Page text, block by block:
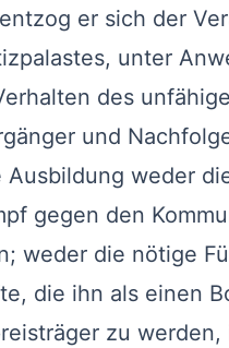
er sich der
unter
des
und
weder
gegen den
weder die nötige
die ihn als einen
zu